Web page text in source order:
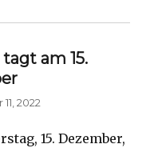
am 15.
2022
15. Dezember,